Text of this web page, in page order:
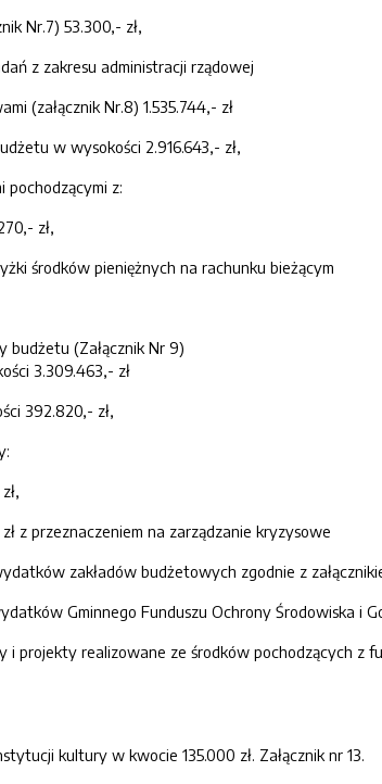
Nr.7) 53.300,- zł,
z zakresu administracji rządowej
(załącznik Nr.8) 1.535.744,- zł
w wysokości 2.916.643,- zł,
z:
zł,
środków pieniężnych na rachunku bieżącym
budżetu (Załącznik Nr 9)
3.309.463,- zł
392.820,- zł,
z przeznaczeniem na zarządzanie kryzysowe
zakładów budżetowych zgodnie z
Gminnego Funduszu Ochrony Środowiska i
i projekty realizowane ze środków pochodzących z
kultury w kwocie 135.000 zł. Załącznik nr 13.